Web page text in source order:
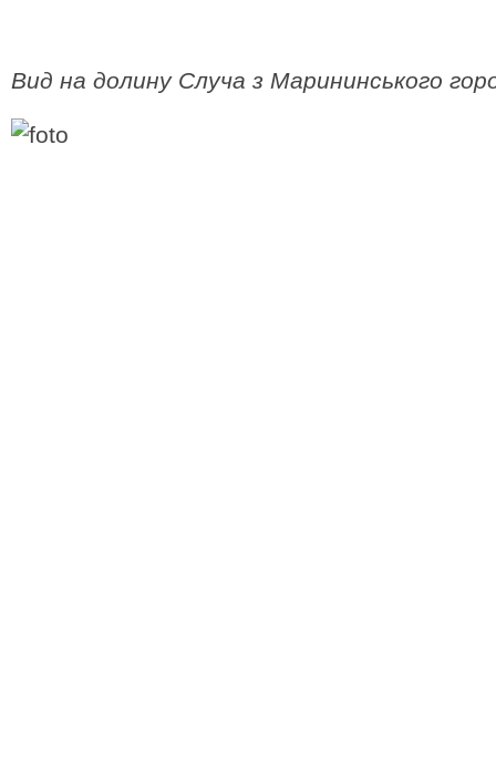
Вид на долину Случа з Марининського